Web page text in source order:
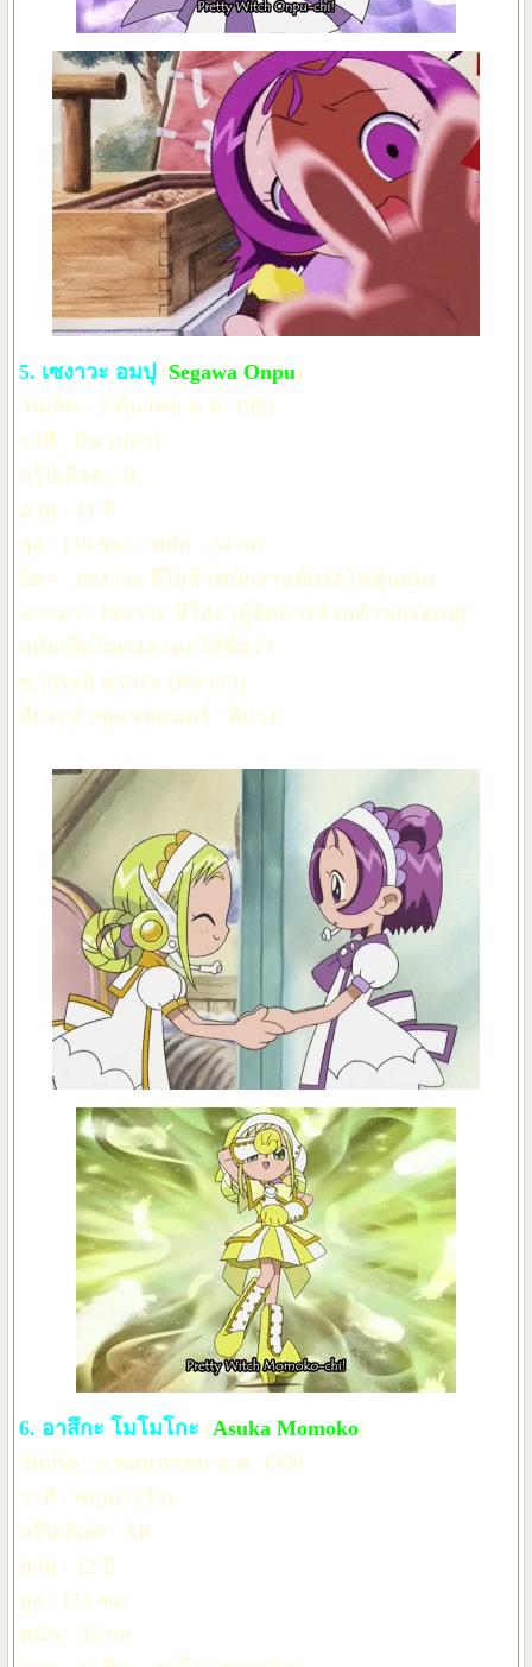
5. เซงาวะ อมปุ (Segawa Onpu)
วันเกิด : 3 มีนาคม ค.ศ. 1991
ราศี : มีน (ปลา)
กรุ๊ปเลือด : B
อายุ : 11 ปี
สูง : 150 ซม. / หนัก : 34 กก.
บิดา : เซงาวะ สึโยชิ (พนักงานขับรถไฟตู้นอน)
มารดา : เซงาวะ มิโฮะ (ผู้จัดการส่วนตัวของอมปุ)
สมัยเป็นไอดอล เคยใช้ชื่อว่า
ซากุระอิ คุราระ (คลารา)
สีประจำชุดเวทมนตร์ : สีม่วง
6. อาสึกะ โมโมโกะ (Asuka Momoko)
วันเกิด : 6 พฤษภาคม ค.ศ. 1990
ราศี : พฤษภ (วัว)
กรุ๊ปเลือด : AB
อายุ : 12 ปี
สูง : 153 ซม.
หนัก : 35 กก.